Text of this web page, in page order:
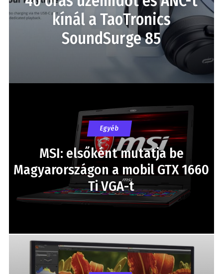
kínál a TaoTronics
SoundSurge 85
Egyéb
MSI: elsőként mutatja be
Magyarországon a mobil GTX 1660
Ti VGA-t